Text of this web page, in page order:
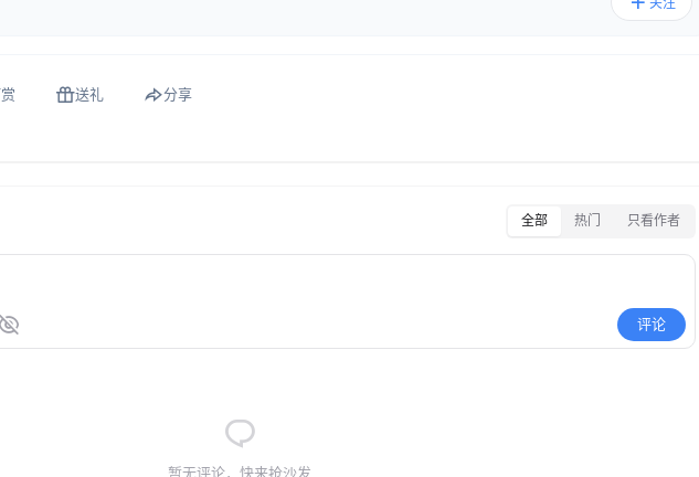
关注
送礼 分享
全部 热门 只看作者
评论
暂无评论，快来抢沙发